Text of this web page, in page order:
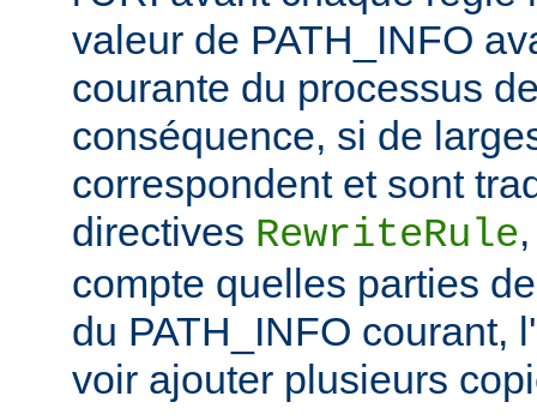
valeur de PATH_INFO
courante du processus
conséquence, si de
correspondent et sont
directives RewriteRule
compte quelles parties
du PATH_INFO courant,
voir ajouter plusieurs